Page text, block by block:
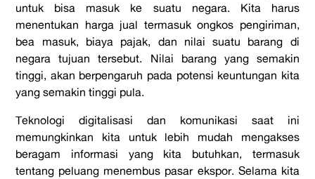
untuk bisa masuk ke suatu negara. Kita harus
menentukan harga jual termasuk ongkos pengiriman,
bea masuk, biaya pajak, dan nilai suatu barang di
negara tujuan tersebut. Nilai barang yang semakin
tinggi, akan berpengaruh pada potensi keuntungan kita
yang semakin tinggi pula.
Teknologi digitalisasi dan komunikasi saat ini
memungkinkan kita untuk lebih mudah mengakses
beragam informasi yang kita butuhkan, termasuk
tentang peluang menembus pasar ekspor. Selama kita